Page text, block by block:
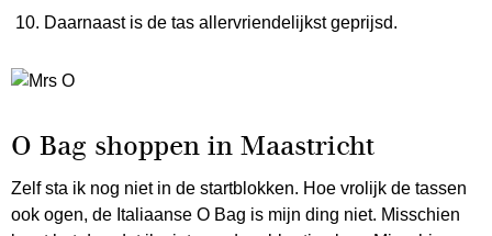
Daarnaast is de tas allervriendelijkst geprijsd.
O Bag shoppen in Maastricht
Zelf sta ik nog niet in de startblokken. Hoe vrolijk de tassen
ook ogen, de Italiaanse O Bag is mijn ding niet. Misschien